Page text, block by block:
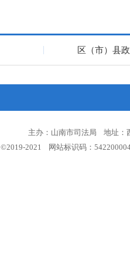
区（市）县
主办：山南市司法局 地址：
©2019-2021 网站标识码：